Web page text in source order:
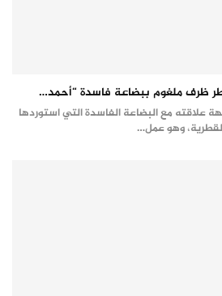
ظرف ملغوم ببضاعة فاسدة “أحمد…
علاقته مع البضاعة الفاسدة التي استوردها
وهو عمل…